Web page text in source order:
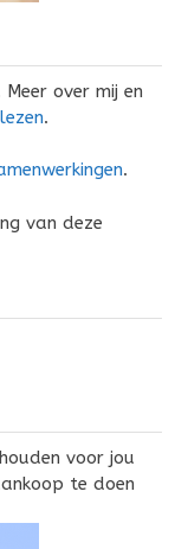
over mij en
.
.
van deze
voor jou
te doen